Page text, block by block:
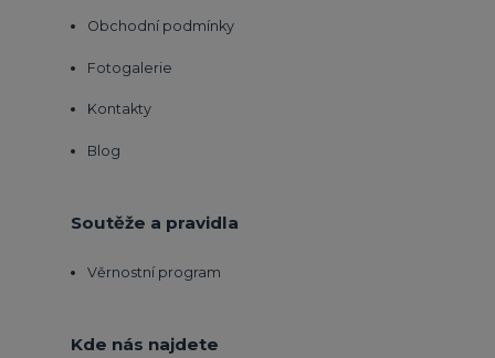
Obchodní podmínky
Fotogalerie
Kontakty
Blog
Soutěže a pravidla
Věrnostní program
Kde nás najdete